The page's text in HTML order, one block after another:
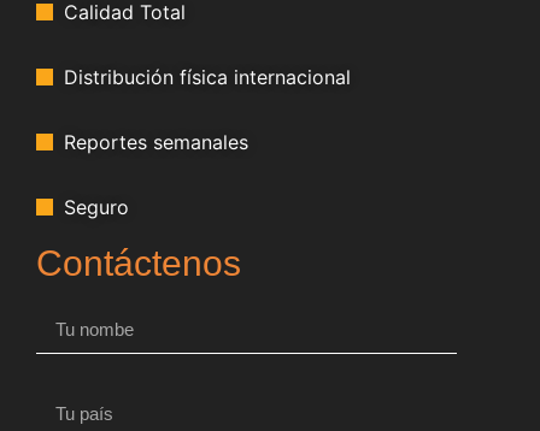
Calidad Total
Distribución física internacional
Reportes semanales
Seguro
Contáctenos